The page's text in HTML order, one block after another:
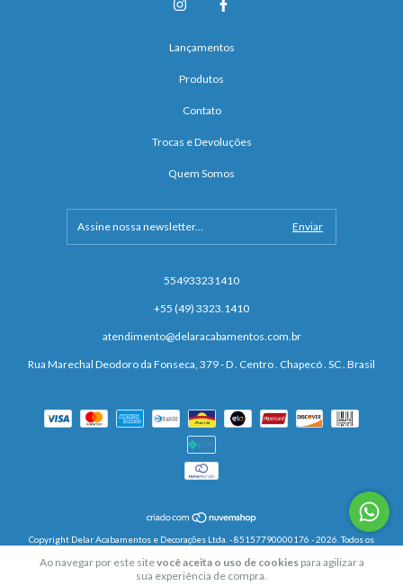
Ao navegar por este sitevocê aceita o uso de cookiespara agilizar a
sua experiência de compra.
Lançamentos
Produtos
Contato
Trocas e Devoluções
Quem Somos
554933231410
+55 (49) 3323.1410
atendimento@delaracabamentos.com.br
Rua Marechal Deodoro da Fonseca, 379 - D . Centro . Chapecó . SC . Brasil
Copyright Delar Acabamentos e Decorações Ltda. - 85157790000176 - 2026. Todos os